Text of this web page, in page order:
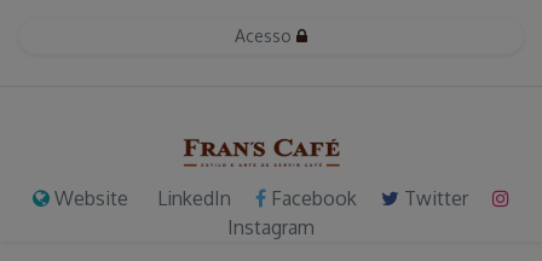
Acesso
Website LinkedIn Facebook
Twitter
Instagram